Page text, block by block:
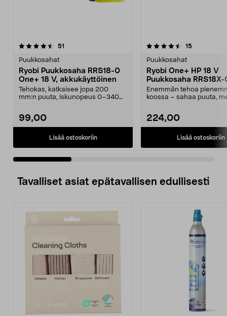
51
Puukkosahat
Ryobi Puukkosaha RRS18-0
One+ 18 V, akkukäyttöinen
Tehokas, katkaisee jopa 200
mm:n puuta, iskunopeus 0–3400
99,00
Lisää ostoskoriin
4.5 viidestä
15arvostelut
Puukkosahat
Ryobi One+ HP 18 V
Puukkosaha RRS18X-
Enemmän tehoa
koossa – sahaa puuta,
224,00
Lisää ostoskoriin
4.0 viidestä
Tavalliset asiat epätavallisen edullisesti